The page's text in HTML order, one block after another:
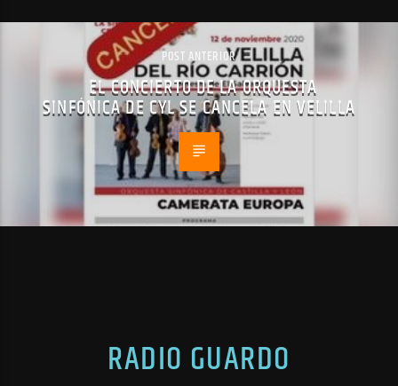
POST ANTERIOR
EL CONCIERTO DE LA ORQUESTA
SINFÓNICA DE CYL SE CANCELA EN VELILLA
RADIO GUARDO